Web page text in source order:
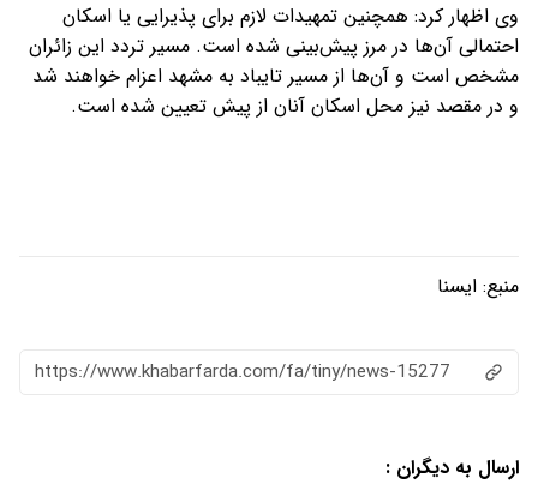
وی اظهار کرد: همچنین تمهیدات لازم برای پذیرایی یا اسکان
احتمالی آن‌ها در مرز پیش‌بینی شده است. مسیر تردد این زائران
مشخص است و آن‌ها از مسیر تایباد به مشهد اعزام خواهند شد
و در مقصد نیز محل اسکان آنان از پیش تعیین شده است.
منبع: ایسنا
https://www.khabarfarda.com/fa/tiny/news-15277
ارسال به دیگران :